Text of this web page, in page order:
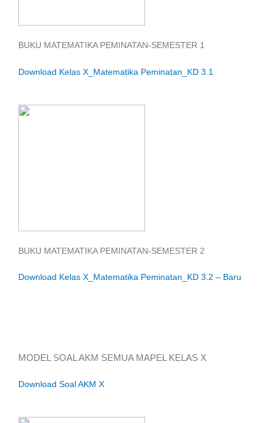
BUKU MATEMATIKA PEMINATAN-SEMESTER 1
Download Kelas X_Matematika Peminatan_KD 3.1
BUKU MATEMATIKA PEMINATAN-SEMESTER 2
Download Kelas X_Matematika Peminatan_KD 3.2 – Baru
MODEL SOAL AKM SEMUA MAPEL KELAS X
Download Soal AKM X